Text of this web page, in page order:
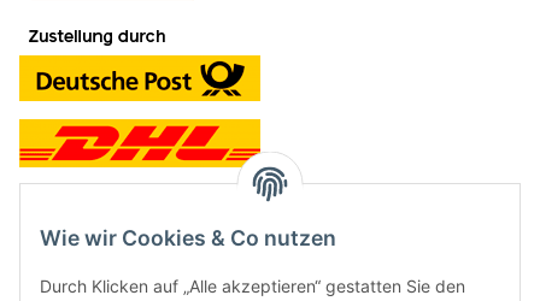
Wie wir Cookies & Co nutzen
Durch Klicken auf „Alle akzeptieren“ gestatten Sie den